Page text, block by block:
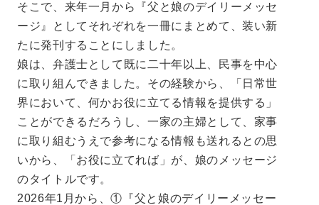
そこで、来年一月から『父と娘のデイリーメッセ
ージ』としてそれぞれを一冊にまとめて、装い新
たに発刊することにしました。
娘は、弁護士として既に二十年以上、民事を中心
に取り組んできました。その経験から、「日常世
界において、何かお役に立てる情報を提供する」
ことができるだろうし、一家の主婦として、家事
に取り組むうえで参考になる情報も送れるとの思
いから、「お役に立てれば」が、娘のメッセージ
のタイトルです。
2026年1月から、①『父と娘のデイリーメッセー